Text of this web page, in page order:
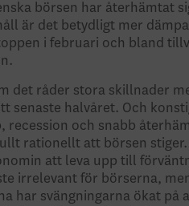
börsen har återhämtat
är det betydligt mer
i februari och bland
det råder stora skillnader
senaste halvåret. Och
recession och snabb
rationellt att börsen
att leva upp till
irrelevant för börserna,
har svängningarna ökat på